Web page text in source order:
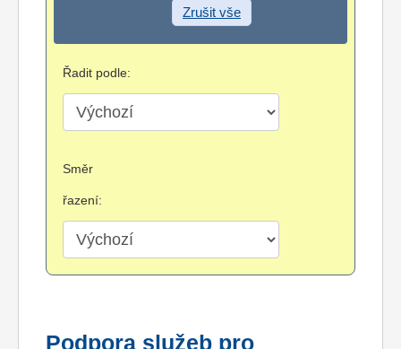
Zrušit vše
Řadit podle:
Směr
řazení:
Podpora služeb pro